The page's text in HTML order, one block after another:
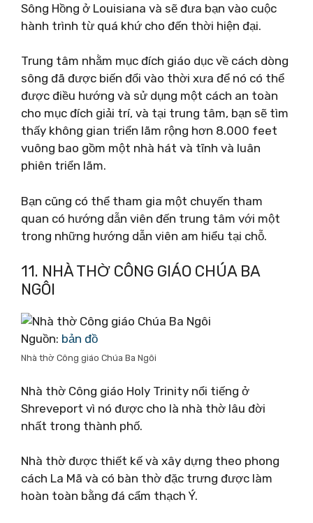
Sông Hồng ở Louisiana và sẽ đưa bạn vào cuộc
hành trình từ quá khứ cho đến thời hiện đại.
Trung tâm nhằm mục đích giáo dục về cách dòng
sông đã được biến đổi vào thời xưa để nó có thể
được điều hướng và sử dụng một cách an toàn
cho mục đích giải trí, và tại trung tâm, bạn sẽ tìm
thấy không gian triển lãm rộng hơn 8.000 feet
vuông bao gồm một nhà hát và tĩnh và luân
phiên triển lãm.
Bạn cũng có thể tham gia một chuyến tham
quan có hướng dẫn viên đến trung tâm với một
trong những hướng dẫn viên am hiểu tại chỗ.
11. NHÀ THỜ CÔNG GIÁO CHÚA BA
NGÔI
Nguồn: bản đồ
Nhà thờ Công giáo Chúa Ba Ngôi
Nhà thờ Công giáo Holy Trinity nổi tiếng ở
Shreveport vì nó được cho là nhà thờ lâu đời
nhất trong thành phố.
Nhà thờ được thiết kế và xây dựng theo phong
cách La Mã và có bàn thờ đặc trưng được làm
hoàn toàn bằng đá cẩm thạch Ý.